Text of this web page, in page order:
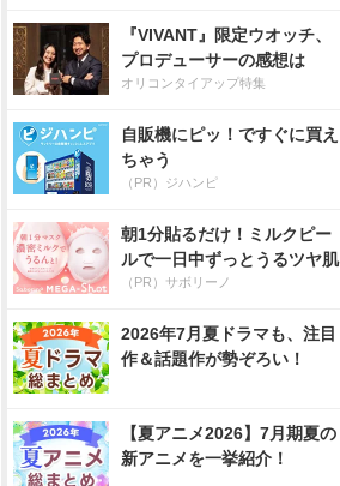
『VIVANT』限定ウオッチ、
プロデューサーの感想は
オリコンタイアップ特集
自販機にピッ！ですぐに買え
ちゃう
（PR）ジハンピ
朝1分貼るだけ！ミルクピー
ルで一日中ずっとうるツヤ肌
（PR）サボリーノ
2026年7月夏ドラマも、注目
作＆話題作が勢ぞろい！
【夏アニメ2026】7月期夏の
新アニメを一挙紹介！